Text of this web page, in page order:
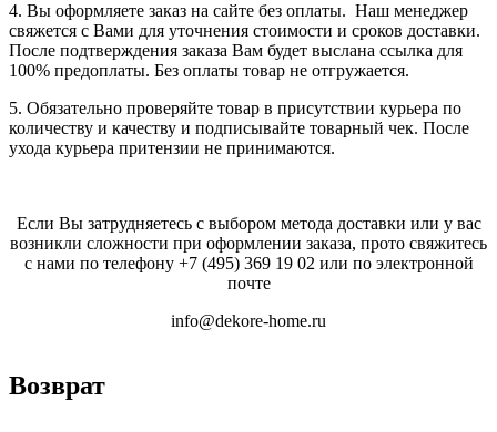
4. Вы оформляете заказ на сайте без оплаты. Наш менеджер
свяжется с Вами для уточнения стоимости и сроков доставки.
После подтверждения заказа Вам будет выслана ссылка для
100% предоплаты. Без оплаты товар не отгружается.
5. Обязательно проверяйте товар в присутствии курьера по
количеству и качеству и подписывайте товарный чек. После
ухода курьера притензии не принимаются.
Если Вы затрудняетесь с выбором метода доставки или у вас
возникли сложности при оформлении заказа, прото свяжитесь
с нами по телефону +7 (495) 369 19 02 или по электронной
почте
info@dekore-home.ru
Возврат